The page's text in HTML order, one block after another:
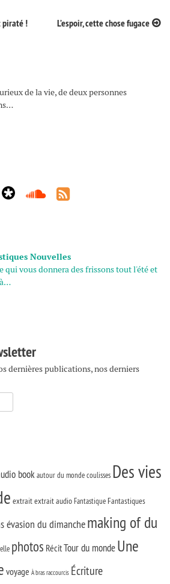
piraté ! L’espoir, cette chose fugace
de la vie, de deux personnes
Nouvelles
qui vous donnera des frissons tout l'été et
dernières publications, nos derniers
bookautour du mondecoulisses Des vies
extraitextrait audioFantastique Fantastiques
évasion du dimanchemaking of du
photos RécitTour du mondeUne
voyage À bras raccourcis Écriture